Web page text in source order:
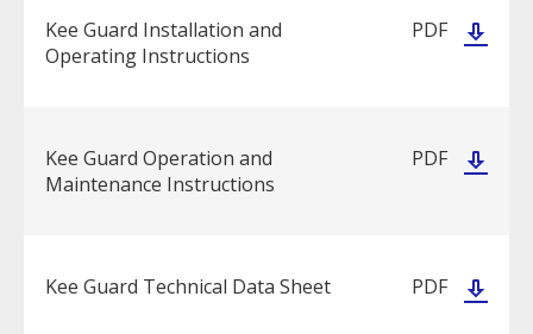
Kee Guard Installation and
Operating Instructions
PDF
Kee Guard Operation and
Maintenance Instructions
PDF
Kee Guard Technical Data Sheet PDF